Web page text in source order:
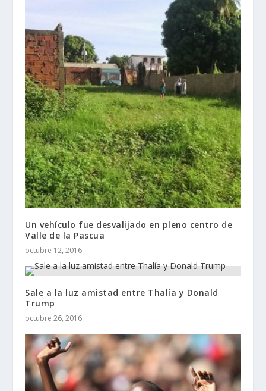
Un vehículo fue desvalijado en pleno centro de
Valle de la Pascua
octubre 12, 2016
Sale a la luz amistad entre Thalía y Donald
Trump
octubre 26, 2016